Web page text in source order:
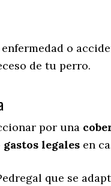
o
de tu perro.
por una
gastos legales en
que se